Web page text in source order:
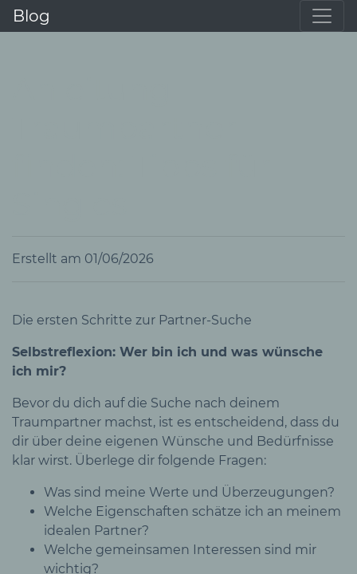
Blog
Erstellt am 01/06/2026
Die ersten Schritte zur Partner-Suche
Selbstreflexion: Wer bin ich und was wünsche
ich mir?
Bevor du dich auf die Suche nach deinem
Traumpartner machst, ist es entscheidend, dass du
dir über deine eigenen Wünsche und Bedürfnisse
klar wirst. Überlege dir folgende Fragen:
Was sind meine Werte und Überzeugungen?
Welche Eigenschaften schätze ich an meinem
idealen Partner?
Welche gemeinsamen Interessen sind mir
wichtig?